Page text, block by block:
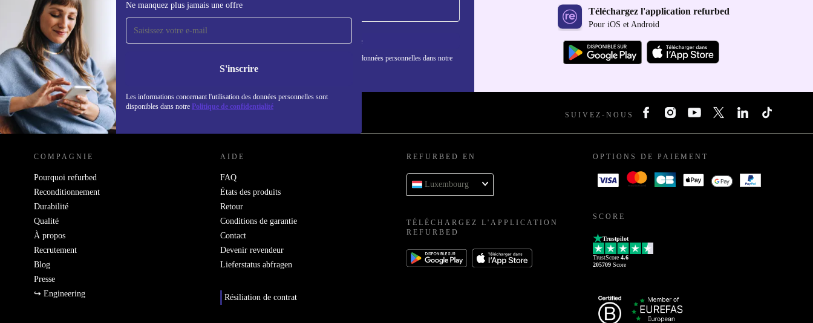
Ne manquez plus jamais une offre
S'inscrire
Les informations concernant l'utilisation des données personnelles sont
disponibles dans notre Politique de confidentialité
Recevoir offres et infos de
refurbed par mail
Ne manquez plus aucune offre.
S'inscrire
Retrouvez les informations sur l'utilisation des données personnelles dans notre
politique de confidentialité
Téléchargez l'application refurbed
Pour iOS et Android
REFURBED LUXEMBOURG - RETHINK NEW. SUIVEZ-NOUS
COMPAGNIE
Pourquoi refurbed
Reconditionnement
Durabilité
Qualité
À propos
Recrutement
Blog
Presse
↪ Engineering
AIDE
FAQ
États des produits
Retour
Conditions de garantie
Contact
Devenir revendeur
Lieferstatus abfragen
Résiliation de contrat
REFURBED EN
Luxembourg
TÉLÉCHARGEZ L'APPLICATION
REFURBED
OPTIONS DE PAIEMENT
SCORE
Trustpilot
TrustScore 4.6
205709 Score